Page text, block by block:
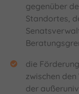
gegenüber
Standortes,
die
zwischen
der